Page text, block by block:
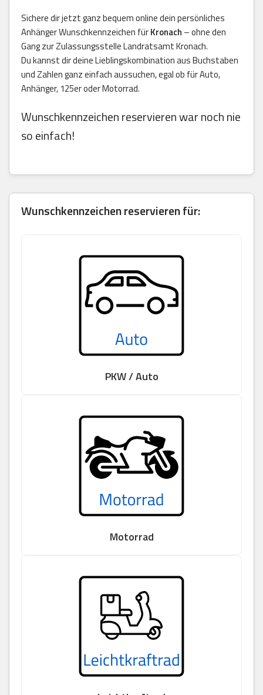
Sichere dir jetzt ganz bequem online dein persönliches
Anhänger Wunschkennzeichen fürKronach – ohne den
Gang zur Zulassungsstelle Landratsamt Kronach.
Du kannst dir deine Lieblingskombination aus Buchstaben
und Zahlen ganz einfach aussuchen, egal ob für Auto,
Anhänger, 125er oder Motorrad.
Wunschkennzeichen reservieren war noch nie
so einfach!
Wunschkennzeichen reservieren für:
PKW / Auto
Motorrad